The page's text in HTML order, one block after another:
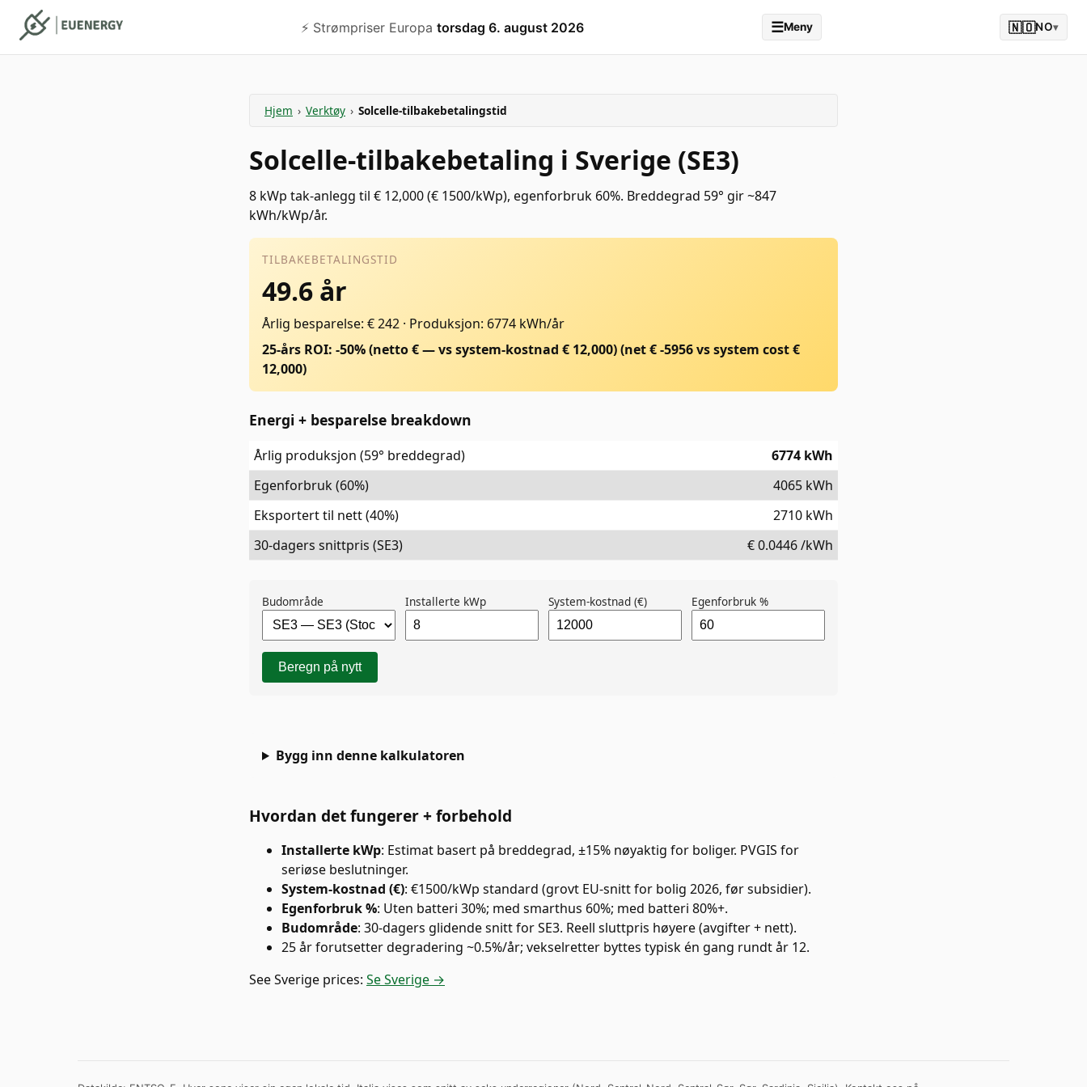
⚡️ Strømpriser Europa torsdag 6. august 2026 ☰Meny 🇳🇴NO▾
Hjem › Verktøy › Solcelle-tilbakebetalingstid
Solcelle-tilbakebetaling i Sverige (SE3)
8 kWp tak-anlegg til € 12,000 (€ 1500/kWp), egenforbruk 60%. Breddegrad 59° gir ~847
kWh/kWp/år.
TILBAKEBETALINGSTID
49.6 år
Årlig besparelse: € 242 · Produksjon: 6774 kWh/år
25-års ROI: -50% (netto € — vs system-kostnad € 12,000)(net €-5956vs system cost €
12,000)
Energi + besparelse breakdown
Årlig produksjon (59° breddegrad) 6774 kWh
Egenforbruk (60%)
4065 kWh
Eksportert til nett (40%)
2710 kWh
30-dagers snittpris (SE3)
€0.0446/kWh
Budområde Installerte kWp System-kostnad (€) Egenforbruk %
Beregn på nytt
Bygg inn denne kalkulatoren
Hvordan det fungerer + forbehold
Installerte kWp: Estimat basert på breddegrad, ±15% nøyaktig for boliger. PVGIS for
seriøse beslutninger.
System-kostnad (€): €1500/kWp standard (grovt EU-snitt for bolig 2026, før subsidier).
Egenforbruk %: Uten batteri 30%; med smarthus 60%; med batteri 80%+.
Budområde: 30-dagers glidende snitt for SE3. Reell sluttpris høyere (avgifter + nett).
25 år forutsetter degradering ~0.5%/år; vekselretter byttes typisk én gang rundt år 12.
SeeSverige prices: Se Sverige →